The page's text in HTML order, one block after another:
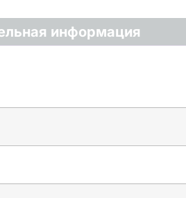
информация